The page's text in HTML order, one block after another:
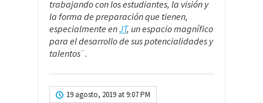
trabajando con los estudiantes, la visión y
la forma de preparación que tienen,
especialmente enJT, un espacio magnífico
para el desarrollo de sus potencialidades y
talentos¨.
19 agosto, 2019 at 9:07 PM